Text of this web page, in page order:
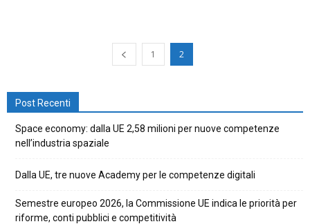
1 2
Post Recenti
Space economy: dalla UE 2,58 milioni per nuove competenze
nell’industria spaziale
Dalla UE, tre nuove Academy per le competenze digitali
Semestre europeo 2026, la Commissione UE indica le priorità per
riforme, conti pubblici e competitività